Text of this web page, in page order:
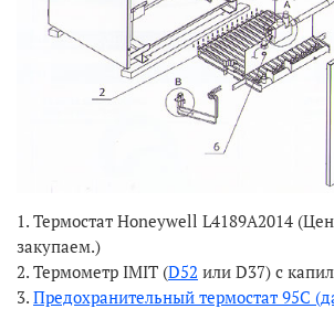
1. Термостат Honeywell L4189А2014
закупаем.)
2. Термометр IMIT (D52 или D37) с
3. Предохранительный термостат 95С